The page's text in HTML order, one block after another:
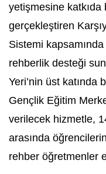
yetişmesine katkıda
gerçekleştiren
Sistemi
rehberlik desteği
Yeri’nin üst katında
Gençlik Eğitim
verilecek hizmetle,
arasında
rehber öğretmenler